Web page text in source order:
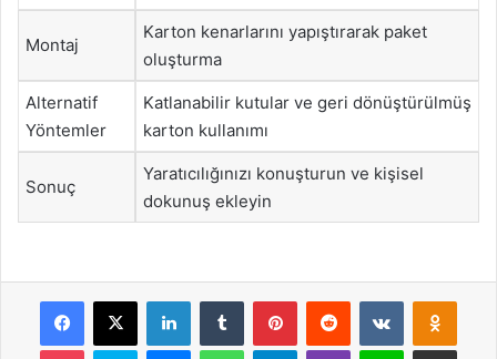
Montaj
Karton kenarlarını yapıştırarak paket
oluşturma
Alternatif
Yöntemler
Katlanabilir kutular ve geri dönüştürülmüş
karton kullanımı
Sonuç
Yaratıcılığınızı konuşturun ve kişisel
dokunuş ekleyin
Facebook
X LinkedInTumblr PinterestReddit VKontakte
Pocket Skype MessengerWhatsAppTelegramViber Line E-Posta ile